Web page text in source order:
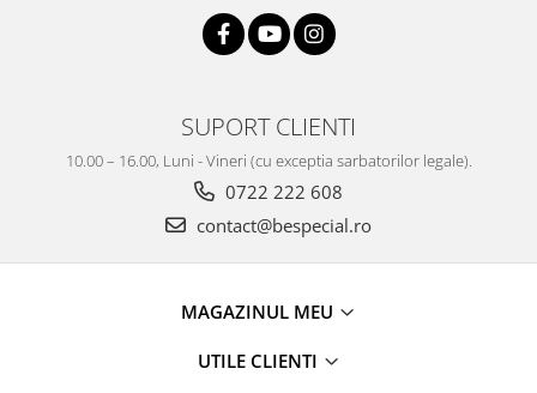
SUPORT CLIENTI
10.00 – 16.00, Luni - Vineri (cu exceptia sarbatorilor legale).
0722 222 608
contact@bespecial.ro
MAGAZINUL MEU
UTILE CLIENTI